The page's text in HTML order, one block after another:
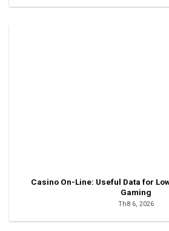
Casino On-Line: Useful Data for
Gaming
Th8 6, 2026